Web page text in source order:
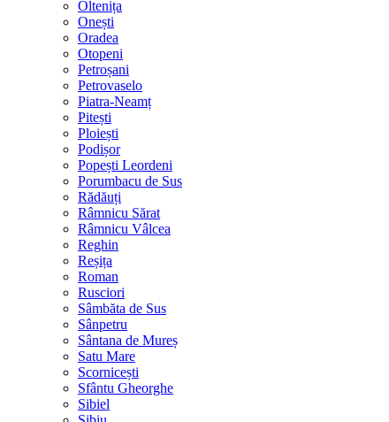
Oltenița
Onești
Oradea
Otopeni
Petroșani
Petrovaselo
Piatra-Neamț
Pitești
Ploiești
Podișor
Popești Leordeni
Porumbacu de Sus
Rădăuți
Râmnicu Sărat
Râmnicu Vâlcea
Reghin
Reșița
Roman
Rusciori
Sâmbăta de Sus
Sânpetru
Sântana de Mureș
Satu Mare
Scornicești
Sfântu Gheorghe
Sibiel